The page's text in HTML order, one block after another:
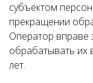
субъектом
прекращении
Оператор вправе
обрабатывать их
лет.